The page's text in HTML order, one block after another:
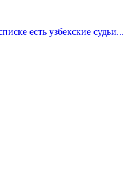
есть узбекские судьи...